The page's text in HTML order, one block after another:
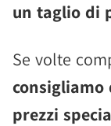
un taglio di
Se volte
prezzi